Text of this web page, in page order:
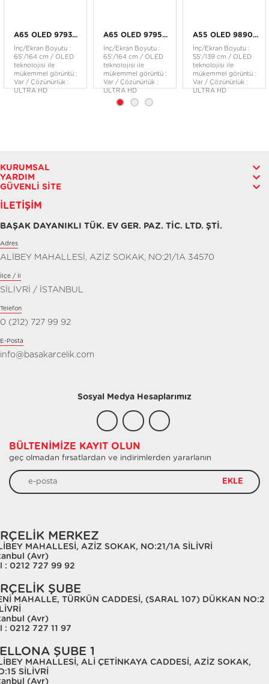
A65 OLED 9793...
İnç/Ekran Boyutu :
65'/164 cm / OLED
teknolojisi ile
mükemmel görüntü :
Var / Çözünürlük :
ULTRA HD
A65 OLED 9795...
İnç/Ekran Boyutu :
65'/164 cm / OLED
teknolojisi ile
mükemmel görüntü :
Var / Çözünürlük :
ULTRA HD
A55 OLED 9890...
İnç/Ekran Boyutu :
55'/139 cm / OLED
teknolojisi ile
mükemmel görüntü :
Var / Çözünürlük :
ULTRA HD
KURUMSAL
YARDIM
GÜVENLI SITE
İLETIŞIM
BAŞAK DAYANIKLI TÜK. EV GER. PAZ. TİC. LTD. ŞTİ.
Adres
ALİBEY MAHALLESİ, AZİZ SOKAK, NO:21/1A 34570
İlçe / İl
SİLİVRİ / İSTANBUL
Telefon
0 (212) 727 99 92
E-Posta
info@basakarcelik.com
Sosyal Medya Hesaplarımız
BÜLTENIMIZE KAYIT OLUN
geç olmadan fırsatlardan ve indirimlerden yararlanın
EKLE
MERKEZ
MAHALLESİ, AZİZ SOKAK, NO:21/1A SİLİVRİ
(Avr)
: 0212 727 99 92
ŞUBE
MAHALLE, TÜRKÜN CADDESİ, (SARAL 107) DÜKKAN NO:2
(Avr)
: 0212 727 11 97
ŞUBE 1
MAHALLESİ, ALİ ÇETİNKAYA CADDESİ, AZİZ SOKAK,
SİLİVRİ
(Avr)